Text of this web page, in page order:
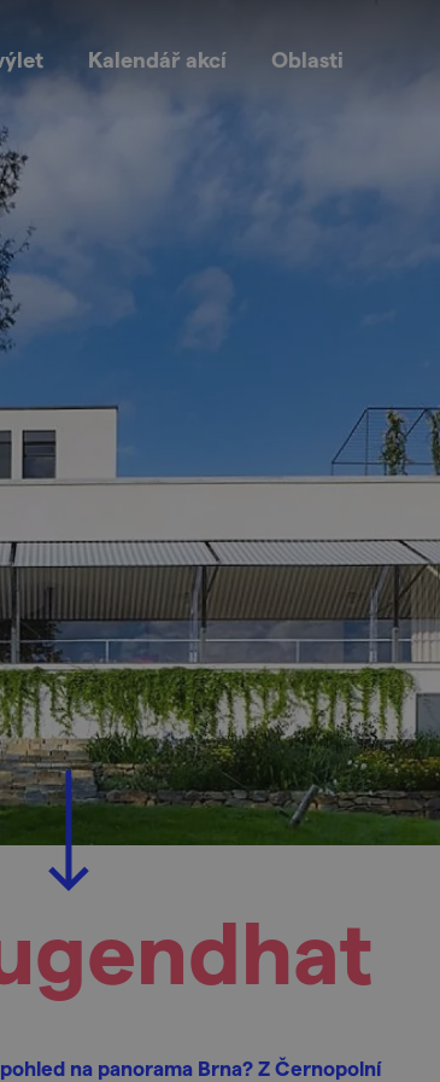
Kalendář akcí Oblasti
na panorama Brna? Z Černopolní